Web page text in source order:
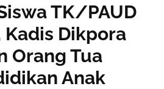
TK/PAUD
Kadis Dikpora
Orang Tua
Anak